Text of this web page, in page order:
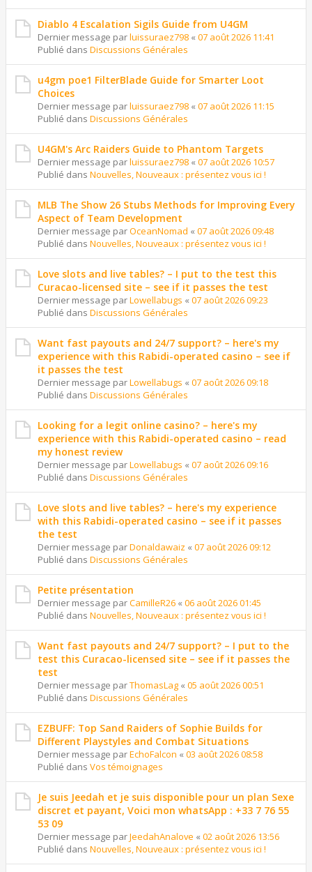
Diablo 4 Escalation Sigils Guide from U4GM
Dernier message parluissuraez798 « 07 août 2026 11:41
Publié dans Discussions Générales
u4gm poe1 FilterBlade Guide for Smarter Loot
Choices
Dernier message parluissuraez798 « 07 août 2026 11:15
Publié dans Discussions Générales
U4GM's Arc Raiders Guide to Phantom Targets
Dernier message parluissuraez798 « 07 août 2026 10:57
Publié dans Nouvelles, Nouveaux : présentez vous ici !
MLB The Show 26 Stubs Methods for Improving Every
Aspect of Team Development
Dernier message parOceanNomad « 07 août 2026 09:48
Publié dans Nouvelles, Nouveaux : présentez vous ici !
Love slots and live tables? – I put to the test this
Curacao-licensed site – see if it passes the test
Dernier message parLowellabugs « 07 août 2026 09:23
Publié dans Discussions Générales
Want fast payouts and 24/7 support? – here's my
experience with this Rabidi-operated casino – see if
it passes the test
Dernier message parLowellabugs « 07 août 2026 09:18
Publié dans Discussions Générales
Looking for a legit online casino? – here's my
experience with this Rabidi-operated casino – read
my honest review
Dernier message parLowellabugs « 07 août 2026 09:16
Publié dans Discussions Générales
Love slots and live tables? – here's my experience
with this Rabidi-operated casino – see if it passes
the test
Dernier message parDonaldawaiz « 07 août 2026 09:12
Publié dans Discussions Générales
Petite présentation
Dernier message parCamilleR26 « 06 août 2026 01:45
Publié dans Nouvelles, Nouveaux : présentez vous ici !
Want fast payouts and 24/7 support? – I put to the
test this Curacao-licensed site – see if it passes the
test
Dernier message parThomasLag « 05 août 2026 00:51
Publié dans Discussions Générales
EZBUFF: Top Sand Raiders of Sophie Builds for
Different Playstyles and Combat Situations
Dernier message parEchoFalcon « 03 août 2026 08:58
Publié dans Vos témoignages
Je suis Jeedah et je suis disponible pour un plan Sexe
discret et payant, Voici mon whatsApp : +33 7 76 55
53 09
Dernier message parJeedahAnalove « 02 août 2026 13:56
Publié dans Nouvelles, Nouveaux : présentez vous ici !